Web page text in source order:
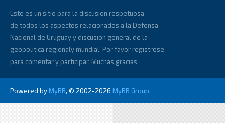
Este es un sitio para la discusion respetuosa
de todos los aspectos relacionados a la Defensa
Nacional de Uruguay y discusion general de la
geopolitica regionaly mundial. Por favor registrese
para comentar y participar. Muchas gracias.
Powered by MyBB, © 2002-2026 MyBB Group.